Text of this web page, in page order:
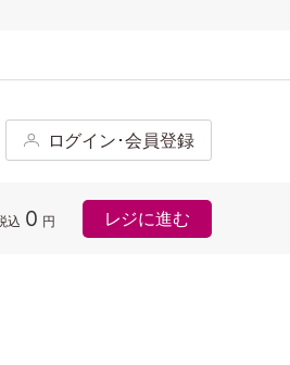
ログイン･会員登録
込 0 円 レジに進む